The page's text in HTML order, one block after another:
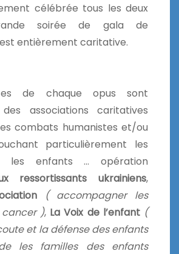
célébrée tous les deux
soirée de gala de
est entièrement caritative.
de chaque opus sont
associations caritatives
combats humanistes et/ou
particulièrement les
les enfants … opération
ressortissants ukrainiens,
( accompagner les
), La Voix de l’enfant (
et la défense des enfants
les familles des enfants